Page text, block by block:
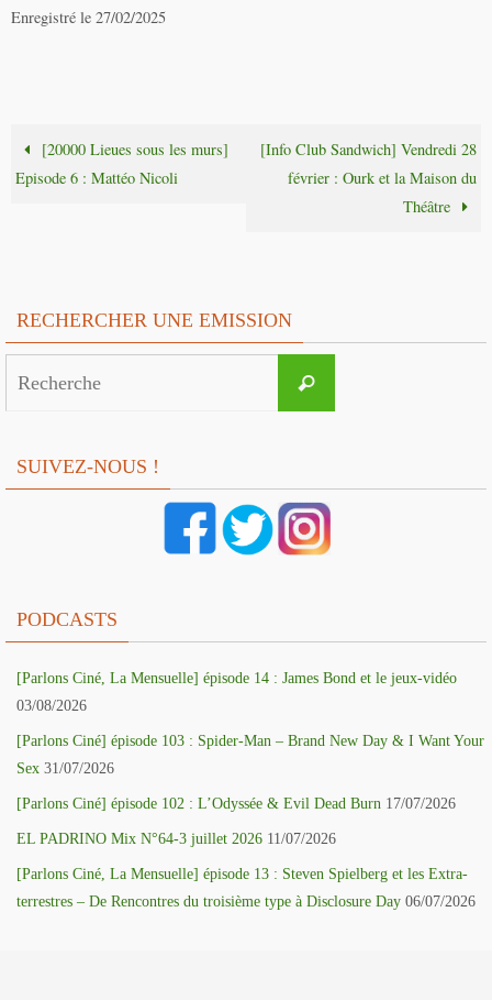
Enregistré le 27/02/2025
[20000 Lieues sous les murs]
Episode 6 : Mattéo Nicoli
[Info Club Sandwich] Vendredi 28
février : Ourk et la Maison du
Théâtre
RECHERCHER UNE EMISSION
Recherche
SUIVEZ-NOUS !
PODCASTS
[Parlons Ciné, La Mensuelle] épisode 14 : James Bond et le jeux-vidéo
03/08/2026
[Parlons Ciné] épisode 103 : Spider-Man – Brand New Day & I Want Your
Sex 31/07/2026
[Parlons Ciné] épisode 102 : L’Odyssée & Evil Dead Burn 17/07/2026
EL PADRINO Mix N°64-3 juillet 2026 11/07/2026
[Parlons Ciné, La Mensuelle] épisode 13 : Steven Spielberg et les Extra-
terrestres – De Rencontres du troisième type à Disclosure Day 06/07/2026